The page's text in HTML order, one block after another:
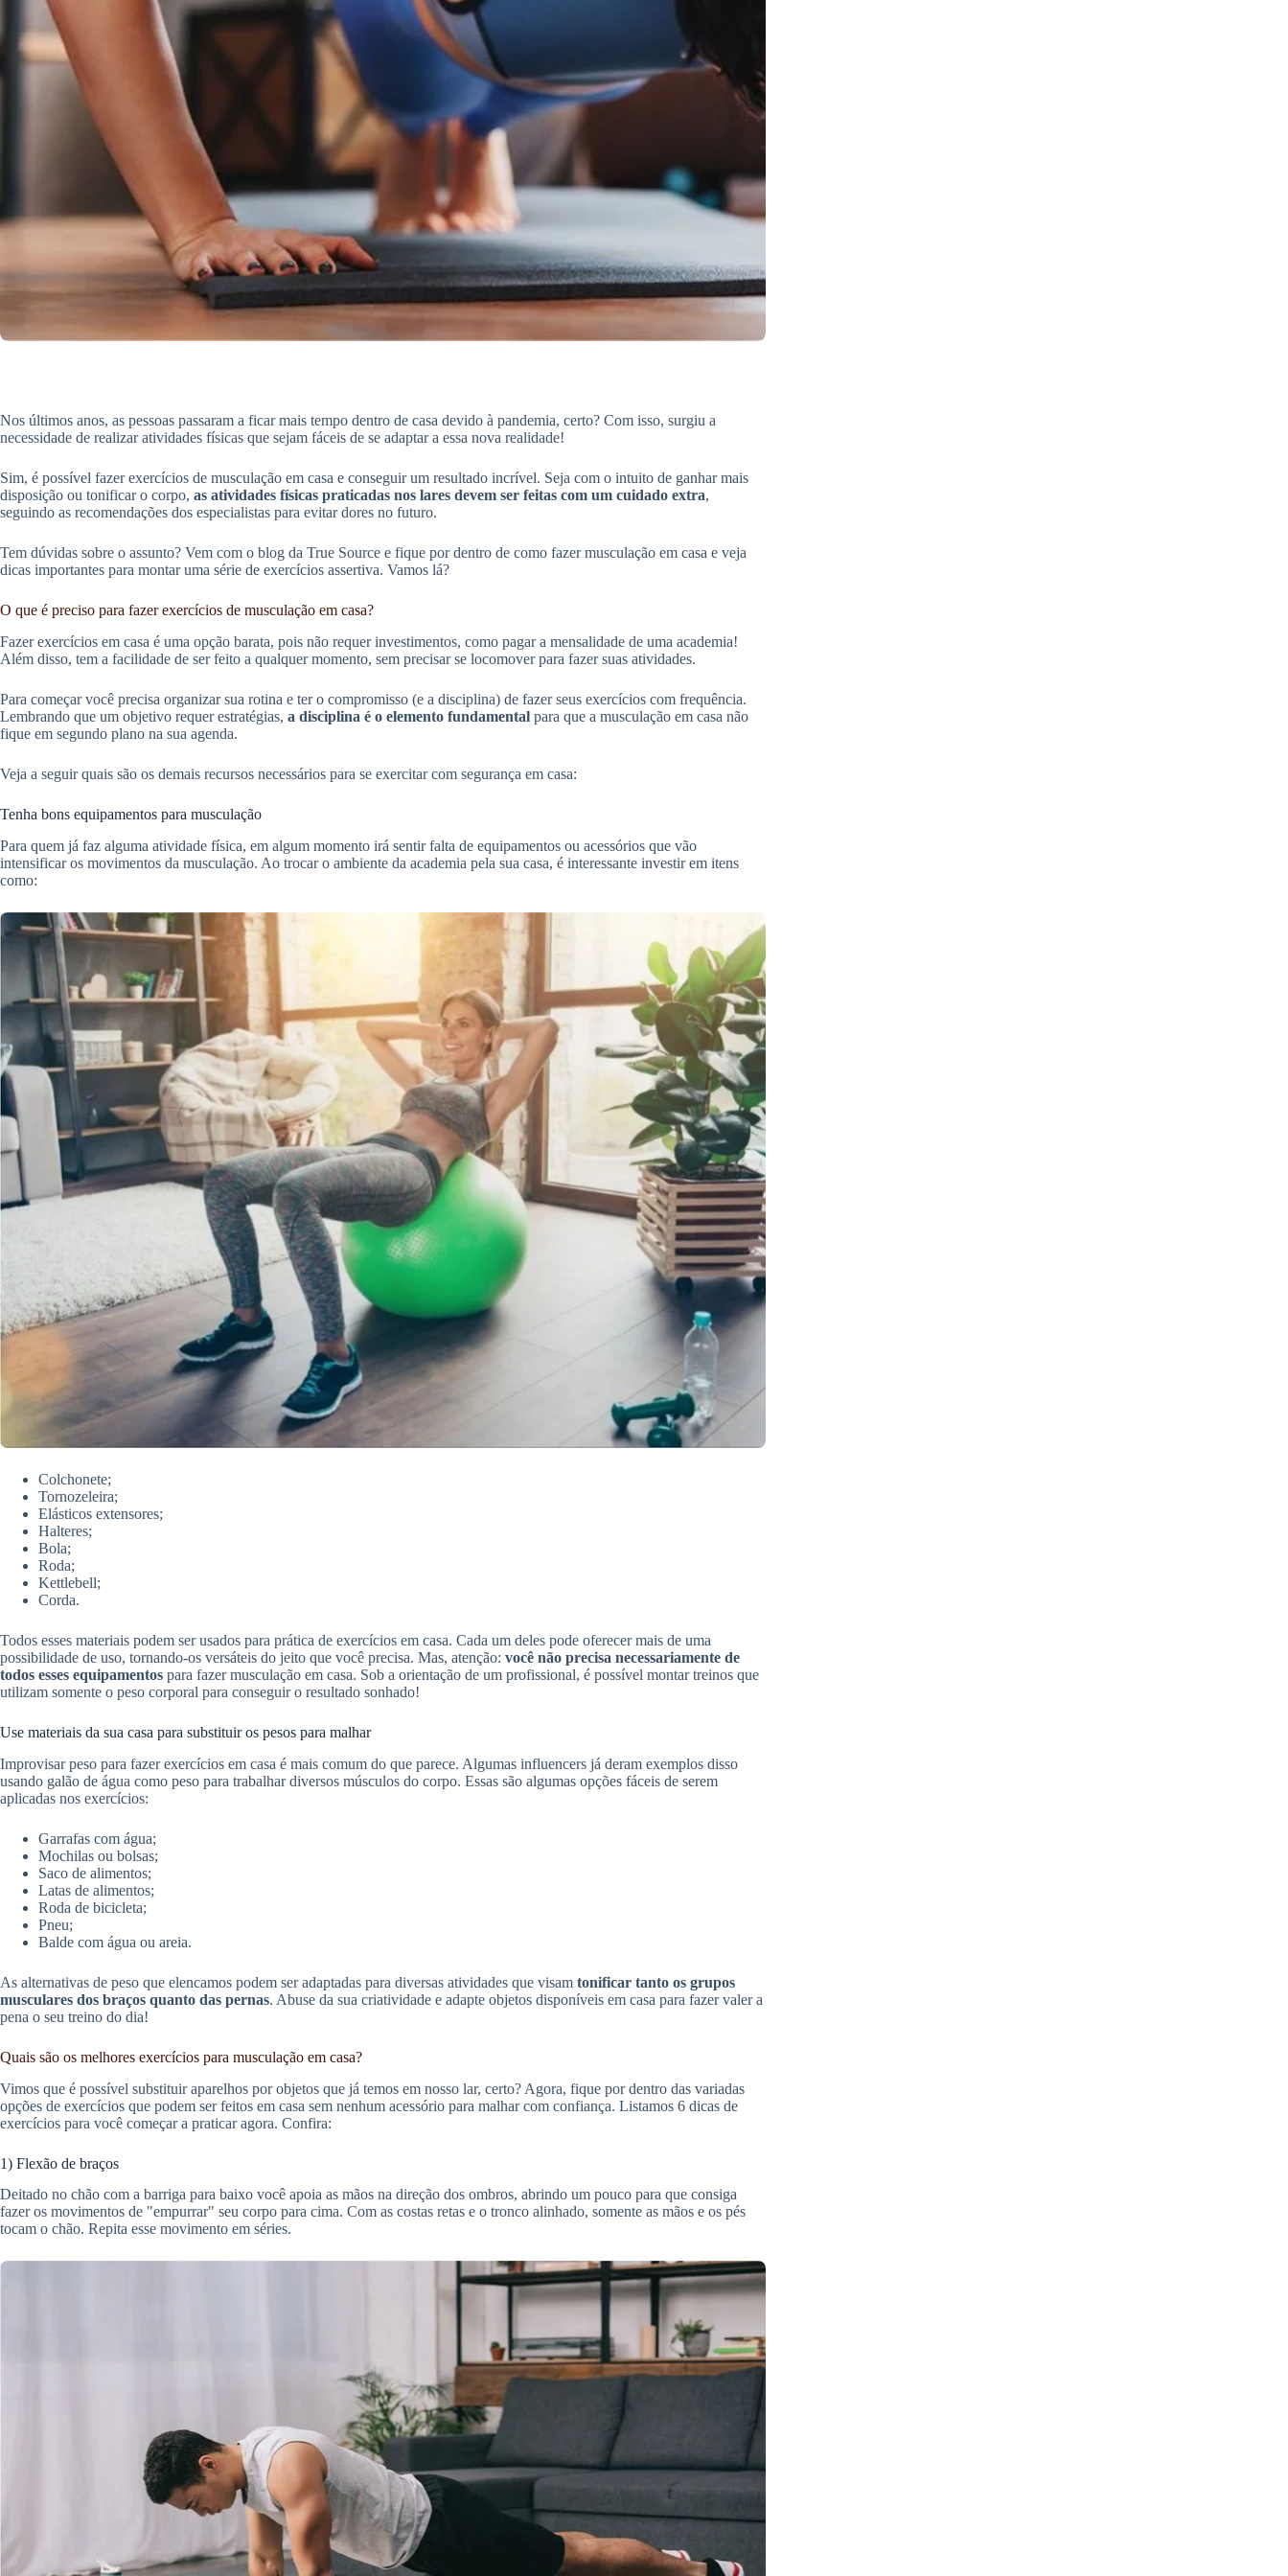
Nos últimos anos, as pessoas passaram a ficar mais tempo dentro de casa devido à pandemia, certo? Com isso, surgiu a
necessidade de realizar atividades físicas que sejam fáceis de se adaptar a essa nova realidade!
Sim, é possível fazer exercícios de musculação em casa e conseguir um resultado incrível. Seja com o intuito de ganhar mais
disposição ou tonificar o corpo, as atividades físicas praticadas nos lares devem ser feitas com um cuidado extra,
seguindo as recomendações dos especialistas para evitar dores no futuro.
Tem dúvidas sobre o assunto? Vem com o blog da True Source e fique por dentro de como fazer musculação em casa e veja
dicas importantes para montar uma série de exercícios assertiva. Vamos lá?
O que é preciso para fazer exercícios de musculação em casa?
Fazer exercícios em casa é uma opção barata, pois não requer investimentos, como pagar a mensalidade de uma academia!
Além disso, tem a facilidade de ser feito a qualquer momento, sem precisar se locomover para fazer suas atividades.
Para começar você precisa organizar sua rotina e ter o compromisso (e a disciplina) de fazer seus exercícios com frequência.
Lembrando que um objetivo requer estratégias, a disciplina é o elemento fundamental para que a musculação em casa não
fique em segundo plano na sua agenda.
Veja a seguir quais são os demais recursos necessários para se exercitar com segurança em casa:
Tenha bons equipamentos para musculação
Para quem já faz alguma atividade física, em algum momento irá sentir falta de equipamentos ou acessórios que vão
intensificar os movimentos da musculação. Ao trocar o ambiente da academia pela sua casa, é interessante investir em itens
como:
Colchonete;
Tornozeleira;
Elásticos extensores;
Halteres;
Bola;
Roda;
Kettlebell;
Corda.
Todos esses materiais podem ser usados para prática de exercícios em casa. Cada um deles pode oferecer mais de uma
possibilidade de uso, tornando-os versáteis do jeito que você precisa. Mas, atenção: você não precisa necessariamente de
todos esses equipamentos para fazer musculação em casa. Sob a orientação de um profissional, é possível montar treinos que
utilizam somente o peso corporal para conseguir o resultado sonhado!
Use materiais da sua casa para substituir os pesos para malhar
Improvisar peso para fazer exercícios em casa é mais comum do que parece. Algumas influencers já deram exemplos disso
usando galão de água como peso para trabalhar diversos músculos do corpo. Essas são algumas opções fáceis de serem
aplicadas nos exercícios:
Garrafas com água;
Mochilas ou bolsas;
Saco de alimentos;
Latas de alimentos;
Roda de bicicleta;
Pneu;
Balde com água ou areia.
As alternativas de peso que elencamos podem ser adaptadas para diversas atividades que visam tonificar tanto os grupos
musculares dos braços quanto das pernas. Abuse da sua criatividade e adapte objetos disponíveis em casa para fazer valer a
pena o seu treino do dia!
Quais são os melhores exercícios para musculação em casa?
Vimos que é possível substituir aparelhos por objetos que já temos em nosso lar, certo? Agora, fique por dentro das variadas
opções de exercícios que podem ser feitos em casa sem nenhum acessório para malhar com confiança. Listamos 6 dicas de
exercícios para você começar a praticar agora. Confira:
1) Flexão de braços
Deitado no chão com a barriga para baixo você apoia as mãos na direção dos ombros, abrindo um pouco para que consiga
fazer os movimentos de "empurrar" seu corpo para cima. Com as costas retas e o tronco alinhado, somente as mãos e os pés
tocam o chão. Repita esse movimento em séries.